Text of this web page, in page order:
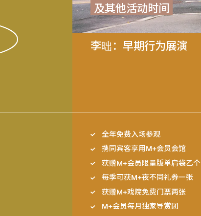
及其他活动时间
李昢：早期行为展演
全年免费入场参观
携同宾客享用M+会员会馆
获赠M+会员限量版单肩袋乙个
每季可获M+夜不同礼券一张
获赠M+戏院免费门票两张
M+会员每月独家导赏团